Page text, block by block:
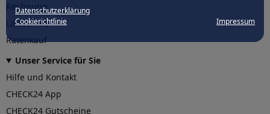
Datenschutzerklärung
Cookierichtlinie
Impressum
Rechnung
Lastschrift
Ratenkauf
Unser Service für Sie
Hilfe und Kontakt
CHECK24 App
CHECK24 Gutscheine